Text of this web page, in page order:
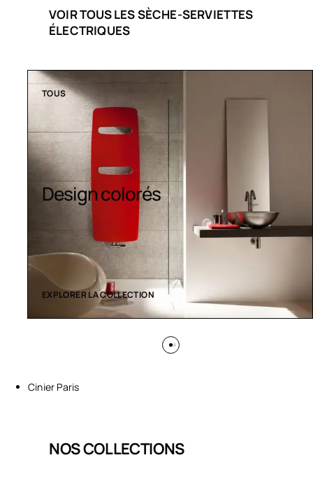
VOIR TOUS LES SÈCHE-SERVIETTES
ÉLECTRIQUES
TOUS
Sèche-serviettes
contemporains
EXPLORER LA COLLECTION
Cinier Paris
NOS COLLECTIONS